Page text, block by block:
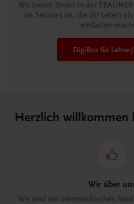
Wir bieten Ihnen in der
an Services an, die Ihr Leben
einfacher
DigiBox für
Herzlich willkommen
Wir über
Wir sind ein österreichisches